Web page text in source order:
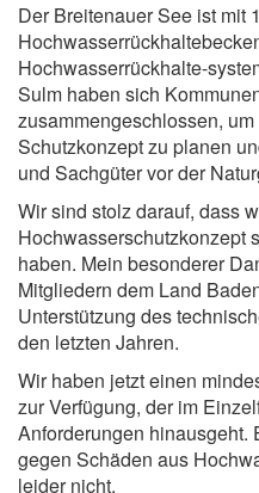
Der Breitenauer See ist mit
Hochwasserrückhalte-
Sulm haben sich
zusammengeschlossen,
Schutzkonzept zu planen
und Sachgüter vor der
Wir sind stolz darauf, dass
Hochwasserschutzkonzept
haben. Mein besonderer
Mitgliedern dem Land
Unterstützung des
den letzten Jahren.
Wir haben jetzt einen
zur Verfügung, der im
Anforderungen hinausgeht.
gegen Schäden aus
leider nicht.